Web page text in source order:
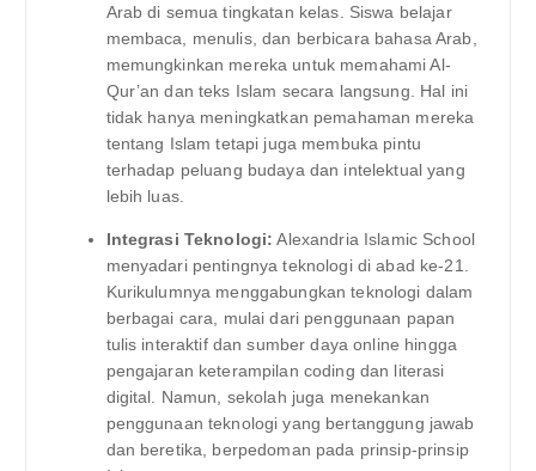
Arab di semua tingkatan kelas. Siswa belajar
membaca, menulis, dan berbicara bahasa Arab,
memungkinkan mereka untuk memahami Al-
Qur’an dan teks Islam secara langsung. Hal ini
tidak hanya meningkatkan pemahaman mereka
tentang Islam tetapi juga membuka pintu
terhadap peluang budaya dan intelektual yang
lebih luas.
Integrasi Teknologi: Alexandria Islamic School
menyadari pentingnya teknologi di abad ke-21.
Kurikulumnya menggabungkan teknologi dalam
berbagai cara, mulai dari penggunaan papan
tulis interaktif dan sumber daya online hingga
pengajaran keterampilan coding dan literasi
digital. Namun, sekolah juga menekankan
penggunaan teknologi yang bertanggung jawab
dan beretika, berpedoman pada prinsip-prinsip